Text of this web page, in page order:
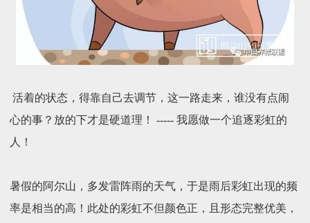
活着的状态，得靠自己去调节，这一路走来，谁没有点闹
心的事？放的下才是硬道理！ ----- 我愿做一个追逐彩虹的
人！
暑假的阿尔山，多发雷阵雨的天气，于是雨后彩虹出现的频
率是相当的高！此处的彩虹不但颜色正，且形态完整优美，